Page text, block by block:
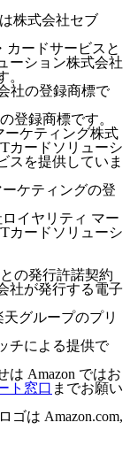
株式会社セブ
カードサービスと
ーション株式会社
。
社の登録商標で
登録商標です。
ーケティング株式
カードソリューシ
スを提供していま
ケティングの登
イヤリティ マー
カードソリューシ
の発行許諾契約
社が発行する電子
グループのプリ
チによる提供で
は Amazon ではお
ト窓口 までお願い
ゴは Amazon.com,